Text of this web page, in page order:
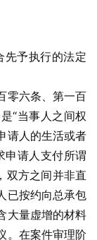
先予执行的法定
零六条、第一百
“当事人之间权
请人的生活或者
申请人支付所谓
双方之间并非直
已按约向总承包
大量虚增的材料
。在案件审理阶